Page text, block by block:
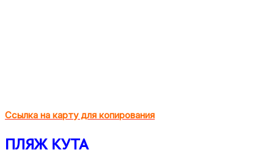
Ссылка на карту для копирования
ПЛЯЖ КУТА